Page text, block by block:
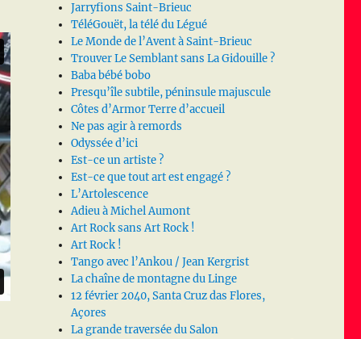
Jarryfions Saint-Brieuc
TéléGouët, la télé du Légué
Le Monde de l’Avent à Saint-Brieuc
Trouver Le Semblant sans La Gidouille ?
Baba bébé bobo
Presqu’île subtile, péninsule majuscule
Côtes d’Armor Terre d’accueil
Ne pas agir à remords
Odyssée d’ici
Est-ce un artiste ?
Est-ce que tout art est engagé ?
L’Artolescence
Adieu à Michel Aumont
Art Rock sans Art Rock !
Art Rock !
Tango avec l’Ankou / Jean Kergrist
La chaîne de montagne du Linge
12 février 2040, Santa Cruz das Flores,
Açores
La grande traversée du Salon